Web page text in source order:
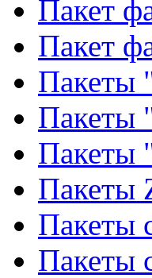
Пакет
Пакет
Пакеты
Пакеты
Пакеты
Пакеты
Пакеты
Пакеты